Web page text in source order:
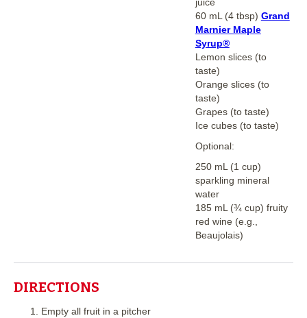
60 mL (4 tbsp) Grand
Marnier Maple
Syrup®
Lemon slices (to
taste)
Orange slices (to
taste)
Grapes (to taste)
Ice cubes (to taste)
Optional:
250 mL (1 cup)
sparkling mineral
water
185 mL (¾ cup) fruity
red wine (e.g.,
Beaujolais)
DIRECTIONS
Empty all fruit in a pitcher